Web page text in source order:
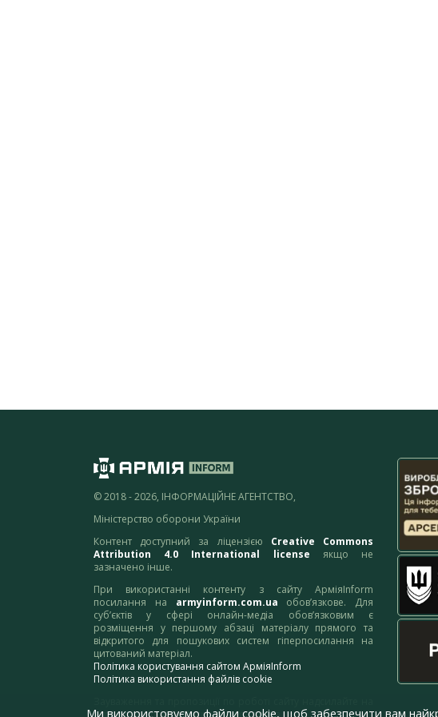
© 2018 - 2026, ІНФОРМАЦІЙНЕ АГЕНТСТВО,
Міністерство оборони України
Контент доступний за ліцензією Creative Commons
Attribution 4.0 International license якщо не
зазначено інше.
При використанні контенту з сайту АрміяInform
посилання на armyinform.com.ua обов’язкове. Для
суб’єктів у сфері онлайн-медіа обов’язковим є
розміщення у першому абзаці матеріалу прямого та
відкритого для пошукових систем гіперпосилання на
цитований матеріал.
Політика користування сайтом АрміяInform
Політика використання файлів cookie
Ми використовуємо файли cookie, щоб забезпечити вам